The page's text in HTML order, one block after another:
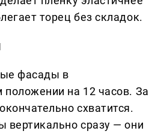
торец без складок.
фасады в
положении на 12 часов. За
схватится.
вертикально сразу — они